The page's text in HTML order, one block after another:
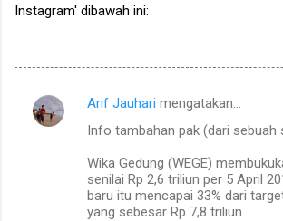
Instagram' dibawah ini:
K
Arif Jauhari mengatakan…
Info tambahan pak (dari sebuah
Wika Gedung (WEGE)
senilai Rp 2,6 triliun per 5 April
baru itu mencapai 33% dari
yang sebesar Rp 7,8 triliun.